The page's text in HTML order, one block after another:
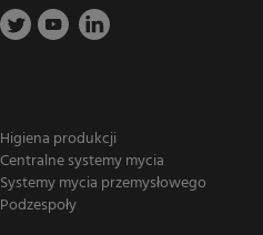
Higiena produkcji
Centralne systemy mycia
Systemy mycia przemysłowego
Podzespoły